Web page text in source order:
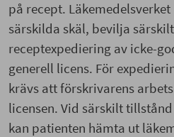
på recept.
särskilda skäl, bevilja
receptexpediering av icke-
generell licens. För
krävs att förskrivarens
licensen. Vid särskilt
kan patienten hämta ut